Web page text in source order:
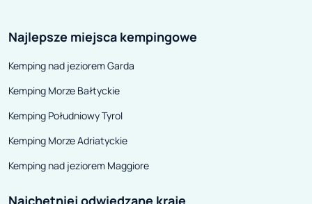
Najlepsze miejsca kempingowe
Kemping nad jeziorem Garda
Kemping Morze Bałtyckie
Kemping Południowy Tyrol
Kemping Morze Adriatyckie
Kemping nad jeziorem Maggiore